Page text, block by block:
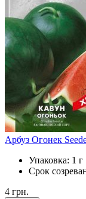
Арбуз Огонек
Упаковка: 1 г
Срок
4 грн.